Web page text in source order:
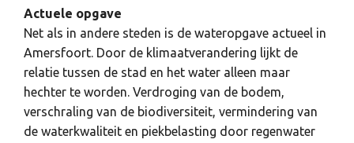
Actuele opgave
Net als in andere steden is de wateropgave actueel in
Amersfoort. Door de klimaatverandering lijkt de
relatie tussen de stad en het water alleen maar
hechter te worden. Verdroging van de bodem,
verschraling van de biodiversiteit, vermindering van
de waterkwaliteit en piekbelasting door regenwater